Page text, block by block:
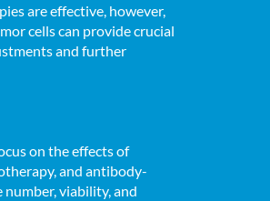
are effective, however,
cells can provide crucial
and further
on the effects of
and antibody-
viability, and